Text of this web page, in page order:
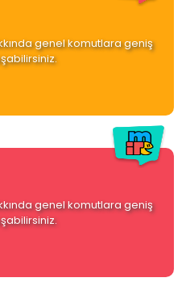
genel komutlara geniş
genel komutlara geniş